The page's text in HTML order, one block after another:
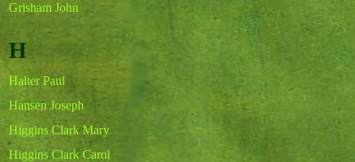
Grisham John
H
Halter Paul
Hansen Joseph
Higgins Clark Mary
Higgins Clark Carol